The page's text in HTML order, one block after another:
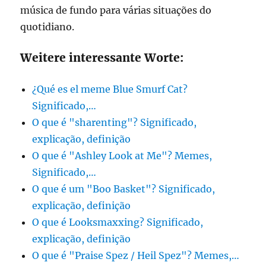
música de fundo para várias situações do
quotidiano.
Weitere interessante Worte:
¿Qué es el meme Blue Smurf Cat?
Significado,…
O que é "sharenting"? Significado,
explicação, definição
O que é "Ashley Look at Me"? Memes,
Significado,…
O que é um "Boo Basket"? Significado,
explicação, definição
O que é Looksmaxxing? Significado,
explicação, definição
O que é "Praise Spez / Heil Spez"? Memes,…